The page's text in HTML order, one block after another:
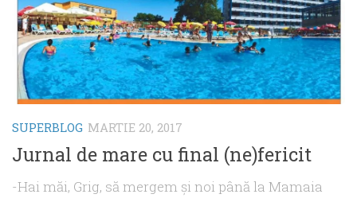
SUPERBLOG MARTIE 20, 2017
Jurnal de mare cu final (ne)fericit
-Hai măi, Grig, să mergem şi noi până la Mamaia